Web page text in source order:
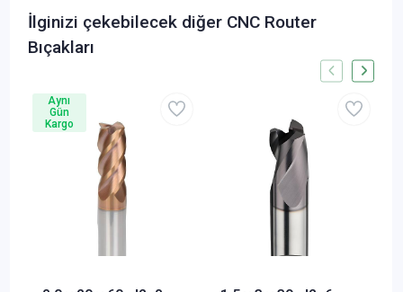
İlginizi çekebilecek diğer CNC Router
Bıçakları
Aynı
Gün
Kargo